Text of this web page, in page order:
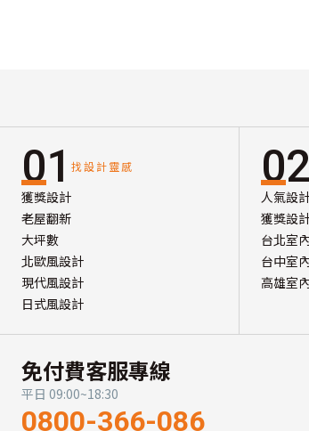
01 找設計靈感
獲獎設計
老屋翻新
大坪數
北歐風設計
現代風設計
日式風設計
02
人氣設
獲獎設
台北室
台中室
高雄室
免付費客服專線
平日 09:00~18:30
0800-366-086